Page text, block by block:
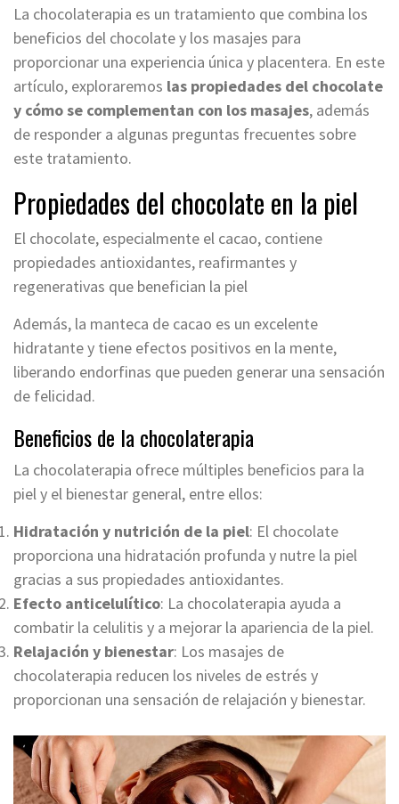
La chocolaterapia es un tratamiento que combina los
beneficios del chocolate y los masajes para
proporcionar una experiencia única y placentera. En este
artículo, exploraremos las propiedades del chocolate
y cómo se complementan con los masajes, además
de responder a algunas preguntas frecuentes sobre
este tratamiento.
Propiedades del chocolate en la piel
El chocolate, especialmente el cacao, contiene
propiedades antioxidantes, reafirmantes y
regenerativas que benefician la piel
Además, la manteca de cacao es un excelente
hidratante y tiene efectos positivos en la mente,
liberando endorfinas que pueden generar una sensación
de felicidad.
Beneficios de la chocolaterapia
La chocolaterapia ofrece múltiples beneficios para la
piel y el bienestar general, entre ellos:
Hidratación y nutrición de la piel: El chocolate
proporciona una hidratación profunda y nutre la piel
gracias a sus propiedades antioxidantes.
Efecto anticelulítico: La chocolaterapia ayuda a
combatir la celulitis y a mejorar la apariencia de la piel.
Relajación y bienestar: Los masajes de
chocolaterapia reducen los niveles de estrés y
proporcionan una sensación de relajación y bienestar.